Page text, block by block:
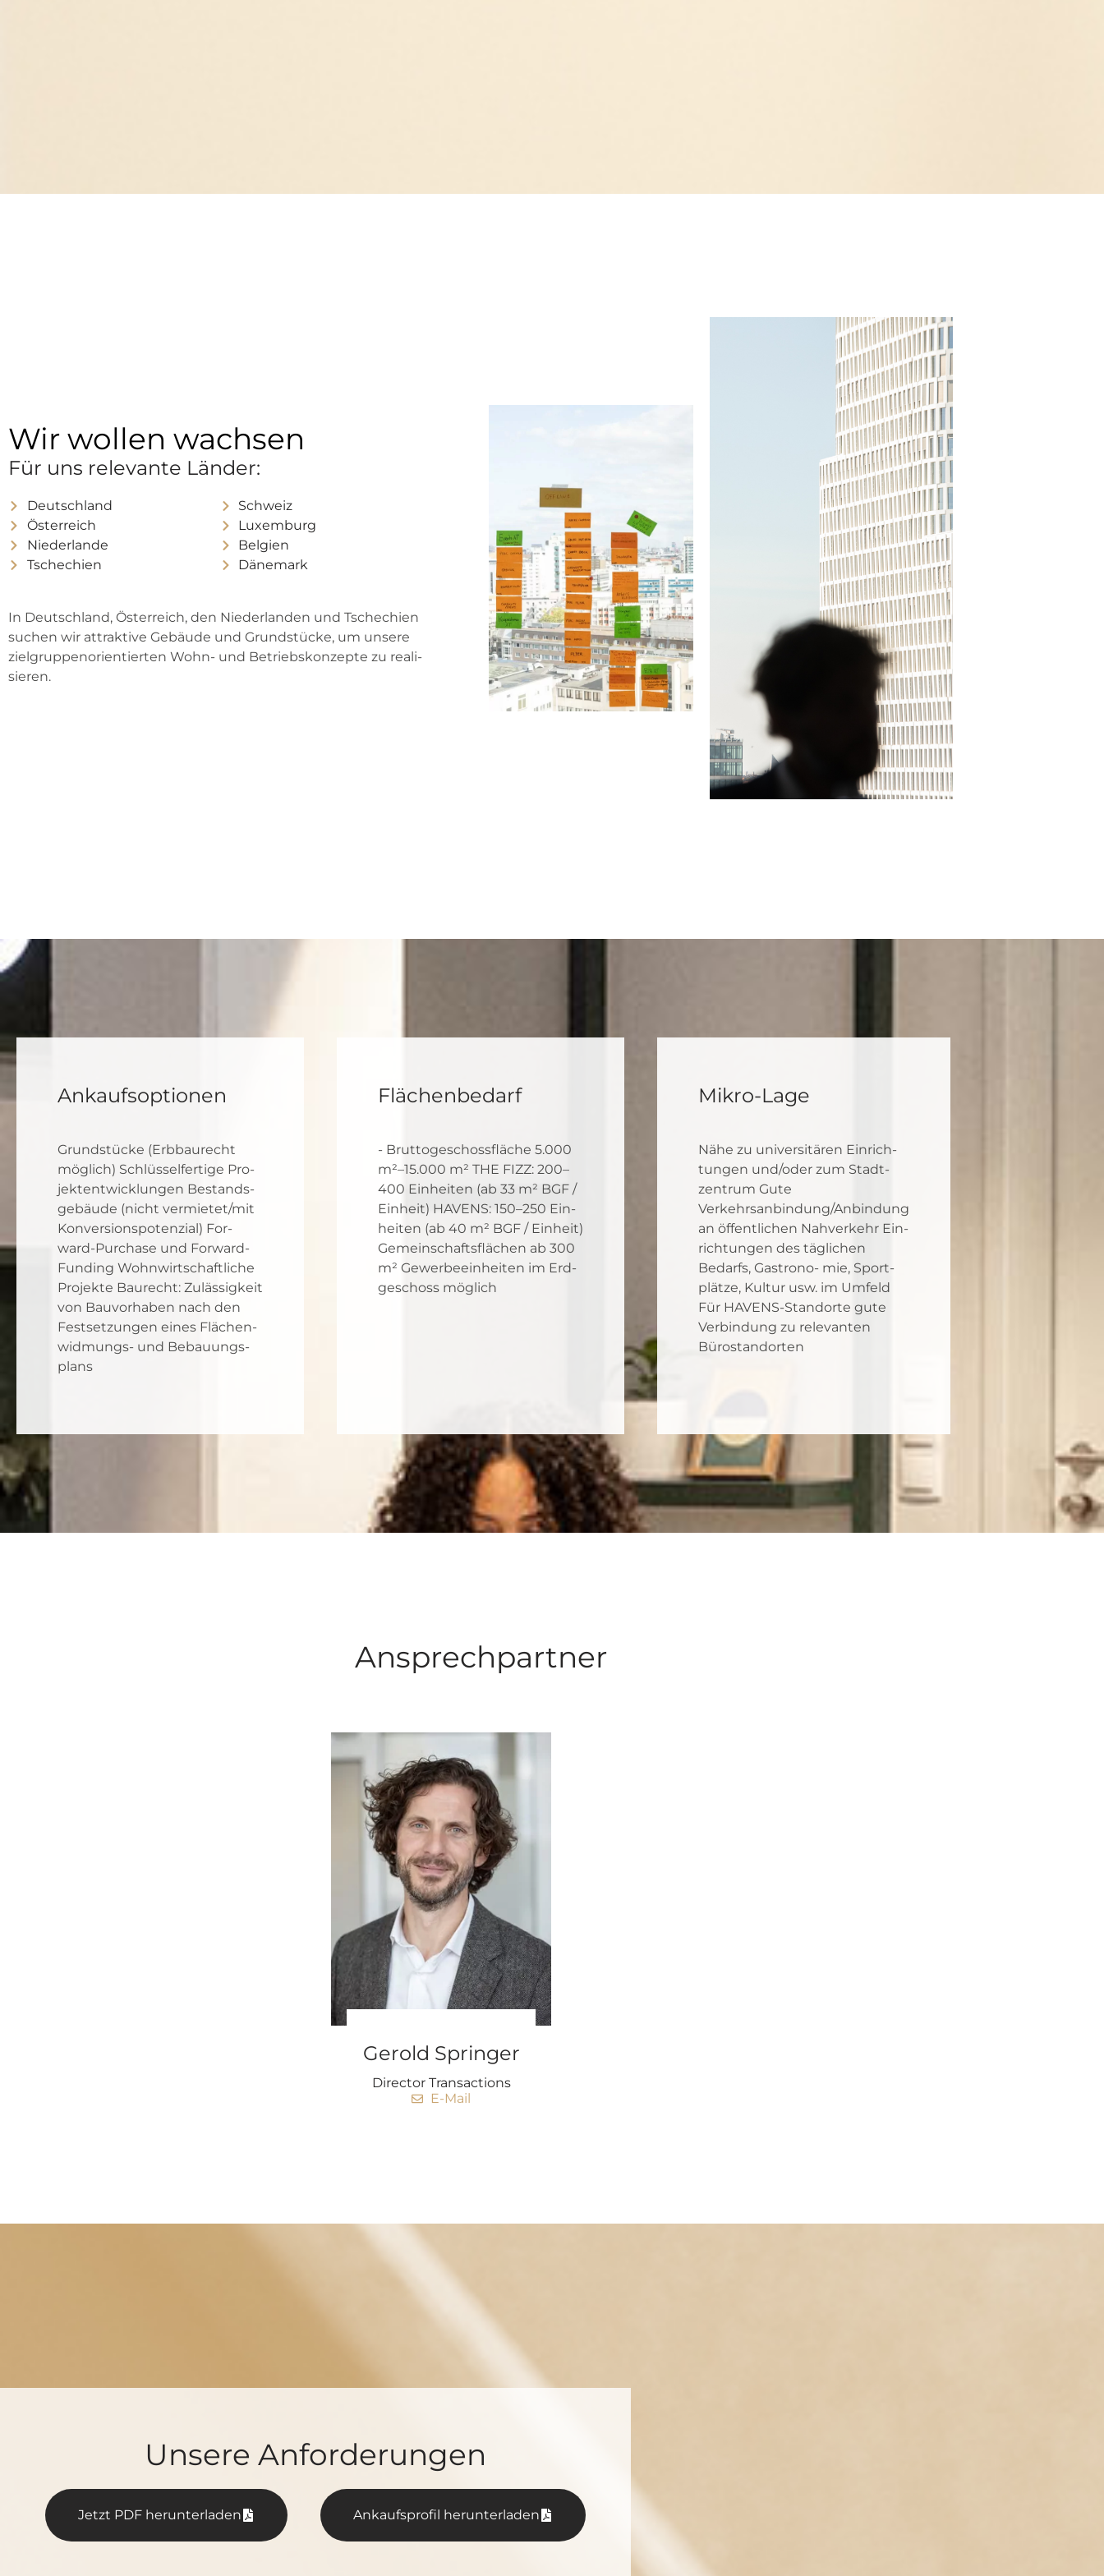
Wir wollen wachsen
Für uns relevante Länder:
Deutsch­land
Öster­reich
Nie­der­lan­de
Tsche­chi­en
Schweiz
Luxem­burg
Bel­gi­en
Däne­mark
In Deutsch­land, Öster­reich, den Nie­der­lan­den und Tsche­chi­en
suchen wir attrak­ti­ve Gebäu­de und Grund­stü­cke, um unse­re
ziel­grup­pen­ori­en­tier­ten Wohn- und Betriebs­kon­zep­te zu rea­li­
sie­ren.
Ankaufs­optionen
Grund­stü­cke (Erb­bau­recht
mög­lich) Schlüs­sel­fer­ti­ge Pro­
jekt­ent­wick­lun­gen Bestands­
ge­bäu­de (nicht vermietet/mit
Kon­ver­si­ons­po­ten­zi­al) For­
ward-Purcha­se und For­ward-
Fun­ding Wohn­wirt­schaft­li­che
Pro­jek­te Bau­recht: Zuläs­sig­keit
von Bau­vor­ha­ben nach den
Fest­set­zun­gen eines Flä­chen­
wid­mungs- und Bebau­ungs­
plans
Flächenbedarf
- Brut­to­ge­schoss­flä­che 5.000
m²–15.000 m² THE FIZZ: 200–
400 Ein­hei­ten (ab 33 m² BGF /
Ein­heit) HAVENS: 150–250 Ein­
hei­ten (ab 40 m² BGF / Ein­heit)
Gemein­schafts­flä­chen ab 300
m² Gewer­be­ein­hei­ten im Erd­
ge­schoss mög­lich
Mikro-Lage
Nähe zu uni­ver­si­tä­ren Ein­rich­
tun­gen und/oder zum Stadt­
zen­trum Gute
Verkehrsanbindung/Anbindung
an öffent­li­chen Nah­ver­kehr Ein­
rich­tun­gen des täg­li­chen
Bedarfs, Gas­tro­no- mie, Sport­
plät­ze, Kul­tur usw. im Umfeld
Für HAVENS-Stand­or­te gute
Ver­bin­dung zu rele­van­ten
Büro­stand­or­ten
Ansprechpartner
Gerold Springer
Direc­tor Tran­sac­tions
E‑Mail
Unsere Anforderungen
Jetzt PDF her­un­ter­la­den Ankaufs­pro­fil her­un­ter­la­den